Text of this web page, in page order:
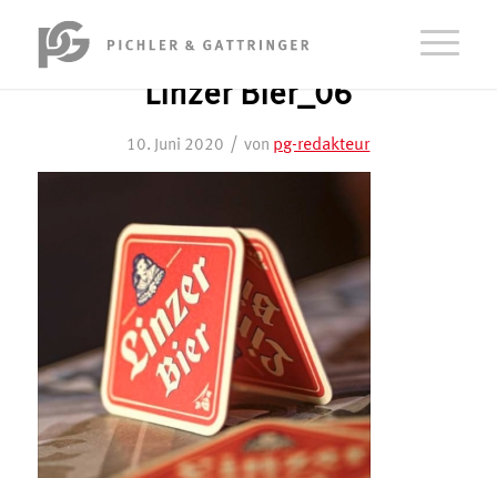
Linzer Bier_06
10. Juni 2020 / von pg-redakteur